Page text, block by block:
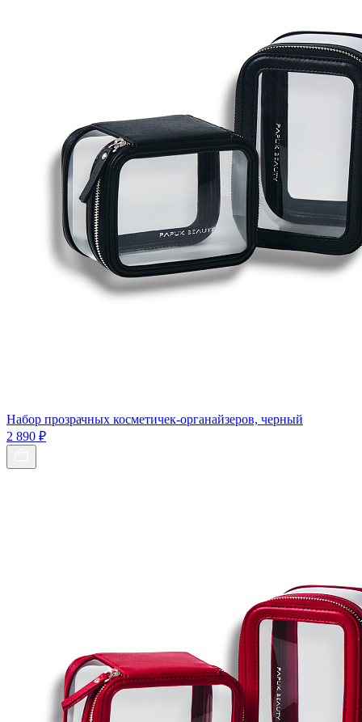
Набор прозрачных косметичек-органайзеров, черный
2 890 ₽